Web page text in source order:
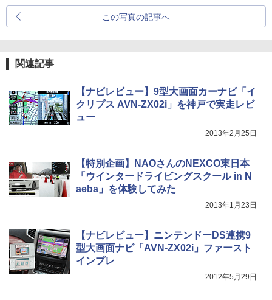
この写真の記事へ
関連記事
【ナビレビュー】9型大画面カーナビ「イ
クリプス AVN-ZX02i」を神戸で実走レビ
ュー
2013年2月25日
【特別企画】NAOさんのNEXCO東日本
「ウインタードライビングスクール in N
aeba」を体験してみた
2013年1月23日
【ナビレビュー】ニンテンドーDS連携9
型大画面ナビ「AVN-ZX02i」ファースト
インプレ
2012年5月29日